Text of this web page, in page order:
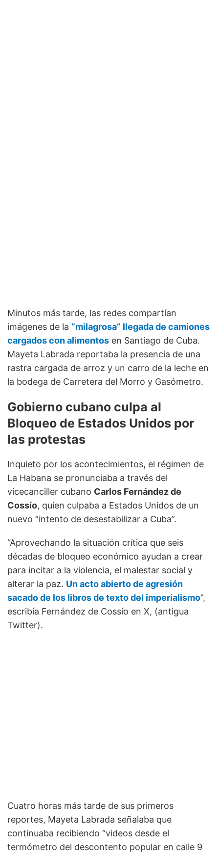
Minutos más tarde, las redes compartían
imágenes de la “milagrosa” llegada de camiones
cargados con alimentos en Santiago de Cuba.
Mayeta Labrada reportaba la presencia de una
rastra cargada de arroz y un carro de la leche en
la bodega de Carretera del Morro y Gasómetro.
Gobierno cubano culpa al
Bloqueo de Estados Unidos por
las protestas
Inquieto por los acontecimientos, el régimen de
La Habana se pronunciaba a través del
vicecanciller cubano Carlos Fernández de
Cossío, quien culpaba a Estados Unidos de un
nuevo “intento de desestabilizar a Cuba”.
“Aprovechando la situación crítica que seis
décadas de bloqueo económico ayudan a crear
para incitar a la violencia, el malestar social y
alterar la paz. Un acto abierto de agresión
sacado de los libros de texto del imperialismo”,
escribía Fernández de Cossío en X, (antigua
Twitter).
Cuatro horas más tarde de sus primeros
reportes, Mayeta Labrada señalaba que
continuaba recibiendo “videos desde el
termómetro del descontento popular en calle 9